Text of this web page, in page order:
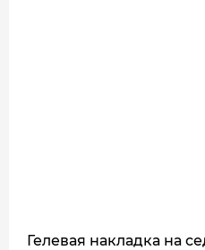
Гелевая накладка на